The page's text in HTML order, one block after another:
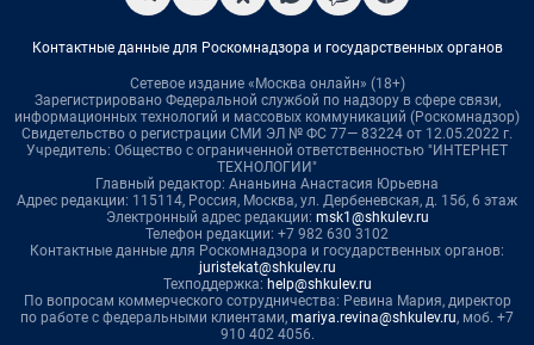
Контактные данные для Роскомнадзора и государственных органов
Сетевое издание «Москва онлайн» (18+)
Зарегистрировано Федеральной службой по надзору в сфере связи,
информационных технологий и массовых коммуникаций (Роскомнадзор)
Свидетельство о регистрации СМИ ЭЛ № ФС 77— 83224 от 12.05.2022 г.
Учредитель: Общество с ограниченной ответственностью "ИНТЕРНЕТ
ТЕХНОЛОГИИ"
Главный редактор: Ананьина Анастасия Юрьевна
Адрес редакции: 115114, Россия, Москва, ул. Дербеневская, д. 15б, 6 этаж
Электронный адрес редакции: msk1@shkulev.ru
Телефон редакции: +7 982 630 3102
Контактные данные для Роскомнадзора и государственных органов:
juristekat@shkulev.ru
Техподдержка: help@shkulev.ru
По вопросам коммерческого сотрудничества: Ревина Мария, директор
по работе с федеральными клиентами, mariya.revina@shkulev.ru, моб. +7
910 402 4056.